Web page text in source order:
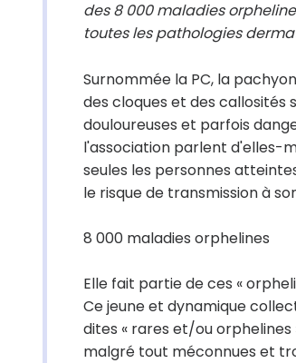
des 8 000 maladies
toutes les pathologies
Surnommée la PC, la
des cloques et des callosités
douloureuses et parfois
l'association parlent d'elles-
seules les personnes
le risque de transmission à
8 000 maladies orphelines
Elle fait partie de ces «
Ce jeune et dynamique
dites « rares et/ou
malgré tout méconnues et